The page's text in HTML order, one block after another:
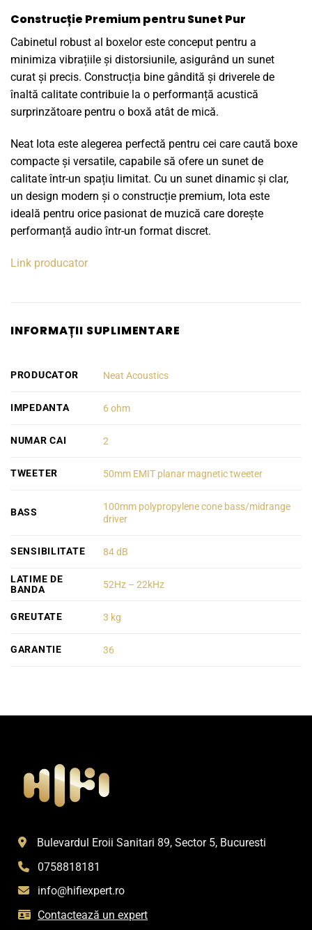
Construcție Premium pentru Sunet Pur
Cabinetul robust al boxelor este conceput pentru a
minimiza vibrațiile și distorsiunile, asigurând un sunet
curat și precis. Construcția bine gândită și driverele de
înaltă calitate contribuie la o performanță acustică
surprinzătoare pentru o boxă atât de mică.
Neat Iota este alegerea perfectă pentru cei care caută boxe
compacte și versatile, capabile să ofere un sunet de
calitate într-un spațiu limitat. Cu un sunet dinamic și clar,
un design modern și o construcție premium, Iota este
ideală pentru orice pasionat de muzică care dorește
performanță audio într-un format discret.
Link producator
INFORMAȚII SUPLIMENTARE
PRODUCATOR Neat Acoustics
IMPEDANTA 6 ohm
NUMAR CAI 2
TWEETER 50mm EMIT planar magnetic tweeter
BASS
100mm polypropylene cone bass/midrange
driver
SENSIBILITATE 84 dB
LATIME DE
BANDA
52Hz – 22kHz
GREUTATE 3 kg
GARANTIE 36
Bulevardul Eroii Sanitari 89, Sector 5, Bucuresti
0758818181
info@hifiexpert.ro
Contactează un expert